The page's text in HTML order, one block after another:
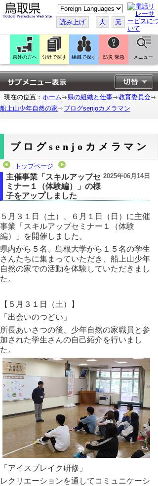
こ
の
ペ
ー
ジ
翻
訳
す
る
読み上げ 大 元
県外の方へ 分野で探す 組織で探す 防災 緊急 メニュー
現在の位置： ホーム 県の組織と仕事
教育委員会
船上山少年自然の家
ブログsenjoカメラマン
ブログsenjoカメラマン
トップページ
2025年06月14日
主催事業「スキルアップセ
ミナー１（体験編）」の様
子をアップしました
５月３１日（土）、６月１日（日）に主催
事業「スキルアップセミナー１（体験
編）」を開催しました。
県内から５名、島根大学から１５名の学生
さんたちに集まっていただき、船上山少年
自然の家での活動を体験していただきまし
た。
【５月３１日（土）】
「出会いのつどい」
所長あいさつの後、少年自然の家職員と参
加された学生さんの自己紹介を行いまし
た。
「アイスブレイク研修」
レクリエーションを通してコミュニケーシ